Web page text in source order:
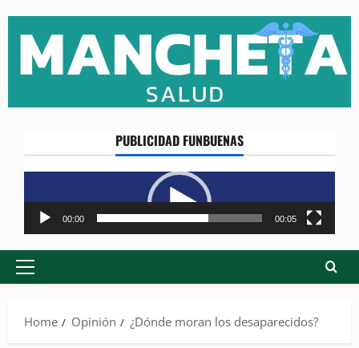
content
PUBLICIDAD FUNBUENAS
Reproductor
de
vídeo
00:00 00:05
Primary
Home
Opinión ¿Dónde moran los desaparecidos?